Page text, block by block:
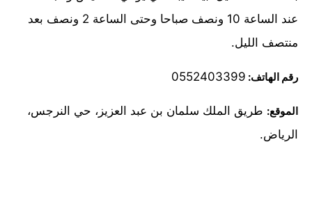
عند الساعة 10 ونصف صباحا وحتى الساعة 2 ونصف بعد
منتصف الليل.
رقم الهاتف: 0552403399
الموقع: طريق الملك سلمان بن عبد العزيز، حي النرجس،
الرياض.